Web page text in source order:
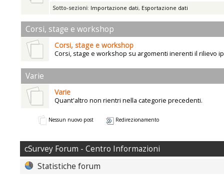
Sotto-sezioni: Importazione dati, Esportazione dati
Corsi, stage e workshop
Corsi, stage e workshop
Corsi, stage e workshop su argomenti inerenti il rilievo
Varie
Varie
Quant'altro non rientri nella categorie precedenti.
Nessun nuovo post Redirezionamento
cSurvey Forum - Centro Informazioni
Statistiche forum